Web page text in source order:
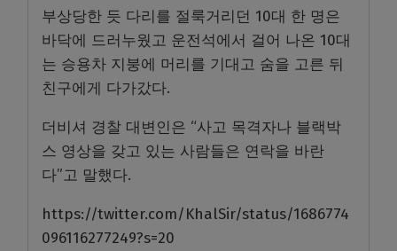
부상당한 듯 다리를 절룩거리던 10대 한 명은
바닥에 드러누웠고 운전석에서 걸어 나온 10대
는 승용차 지붕에 머리를 기대고 숨을 고른 뒤
친구에게 다가갔다.
더비셔 경찰 대변인은 “사고 목격자나 블랙박
스 영상을 갖고 있는 사람들은 연락을 바란
다”고 말했다.
https://twitter.com/KhalSir/status/1686774
096116277249?s=20